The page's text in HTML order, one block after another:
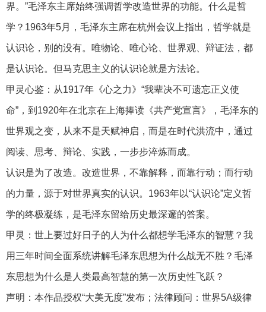
界。”毛泽东主席始终强调哲学改造世界的功能。什么是哲
学？1963年5月，毛泽东主席在杭州会议上指出，哲学就是
认识论，别的没有。唯物论、唯心论、世界观、辩证法，都
是认识论。但马克思主义的认识论就是方法论。
甲灵心鉴：从1917年《心之力》“我辈决不可遗忘正义使
命”，到1920年在北京在上海捧读《共产党宣言》，毛泽东的
世界观之变，从来不是天赋神启，而是在时代洪流中，通过
阅读、思考、辩论、实践，一步步淬炼而成。
认识是为了改造。改造世界，不靠解释，而靠行动；而行动
的力量，源于对世界真实的认识。1963年以“认识论”定义哲
学的终极凝练，是毛泽东留给历史最深邃的答案。
甲灵：世上要过好日子的人为什么都想学毛泽东的智慧？我
用三年时间全面系统讲解毛泽东思想为什么战无不胜？毛泽
东思想为什么是人类最高智慧的第一次历史性飞跃？
声明：本作品授权“大美无度”发布；法律顾问：世界5A级律